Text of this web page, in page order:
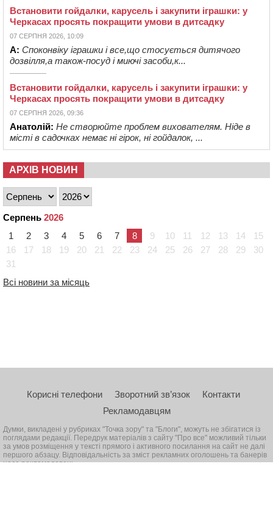
Встановити гойдалки, карусель і закупити іграшки: у
Черкасах просять покращити умови в дитсадку
07 СЕРПНЯ 2026, 10:09
А: Споконвіку іграшки і все,що стосується дитячого
дозвілля,а також-посуд і миючі засоби,к...
Встановити гойдалки, карусель і закупити іграшки: у
Черкасах просять покращити умови в дитсадку
07 СЕРПНЯ 2026, 09:36
Анатолій: Не створюйте проблем вихователям. Ніде в
місті в садочках немає ні гірок, ні гойдалок, ...
АРХІВ НОВИН
Серпень 2026
1
2 3 4 5 6 7 8 9 10 11 12 13 14
15
16
17 18 19 20 21 22 23 24 25 26 27 28 29
30
31
Всі новини за місяць
Корисні телефони Зворотний зв’язок
Контакти
Рекламодавцям
Думки, викладені у рубриках "Точка зору" та "Блоги", можуть не збігатися із
поглядами редакції. Передрук матеріалів з сайту "Про все" можливий тільки
за умов розміщення у тексті прямого і активного посилання на сайт не далі
першого абзацу. Відповідальність за зміст рекламних оголошень та банерів
несе рекламодавець